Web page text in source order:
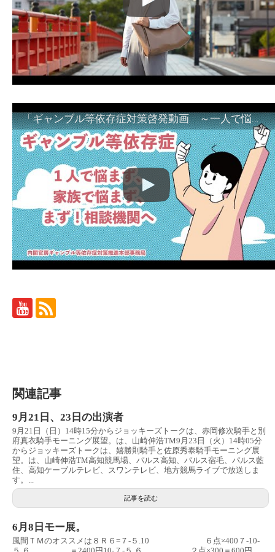
「ギャンブル等依存症対策啓発動画 ～一人で悩まず、家族で悩まず、まず！相談機関へ～」
関連記事
9月21日、23日の出演者
9月21日（日）14時15分からジョッキーズトークは、赤岡修次騎手と別
府真衣騎手モーニング展望。は、山崎伸浩TM9月23日（火）14時05分
からジョッキーズトークは、嬉勝則騎手と佐原秀泰騎手モーニング展
望。は、山崎伸浩TM高知競馬場、パルス高知、パルス宿毛、パルス藍
住、高知ケーブルテレビ、スワンテレビ、地方競馬ライブで放送しま
す。...
記事を読む
6月8日モー展。
風間ＴＭのオススメは８Ｒ６=７-５.10 ６点×400７-10-